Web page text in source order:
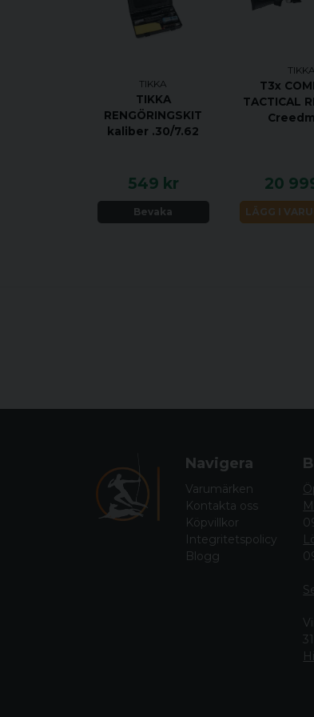
TIKKA
TIKKA
RENGÖRINGSKIT
kaliber .30/7.62
549 kr
Bevaka
TIKKA
T3x
TACTICAL
20
LÄGG I
Navigera
Varumärken
Kontakta oss
Köpvillkor
Integritetspolicy
Blogg